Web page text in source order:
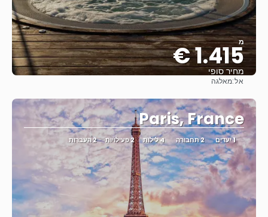
מ
1.415 €
מחיר סופי
אל:מאלגה
Paris, France
1 יעדים 2 תחבורה 4 לילות 2 פעילויות 2 העברות